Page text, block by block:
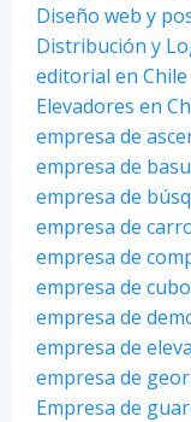
Diseño web y
Distribución y
editorial en Chile
Elevadores en
empresa de
empresa de
empresa de
empresa de
empresa de
empresa de
empresa de
empresa de
empresa de
Empresa de